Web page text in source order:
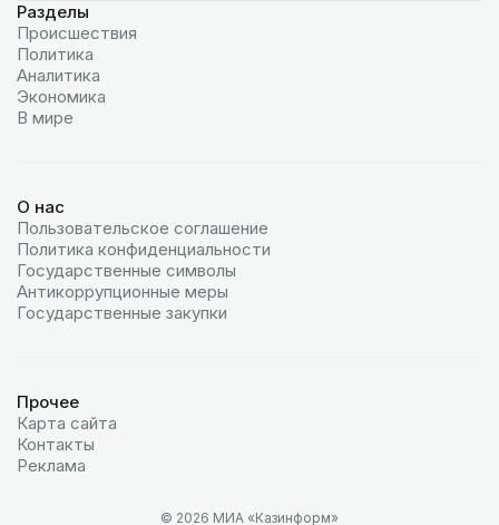
Разделы
Происшествия
Политика
Аналитика
Экономика
В мире
О нас
Пользовательское соглашение
Политика конфиденциальности
Государственные символы
Антикоррупционные меры
Государственные закупки
Прочее
Карта сайта
Контакты
Реклама
© 2026 МИА «Казинформ»